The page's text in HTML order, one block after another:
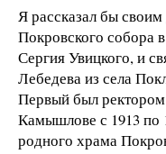
Я рассказал бы
Покровского собора
Сергия Увицкого, и
Лебедева из села
Первый был
Камышлове с 1913 по
родного храма